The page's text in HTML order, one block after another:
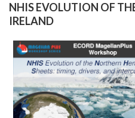
NHIS EVOLUTION OF
IRELAND